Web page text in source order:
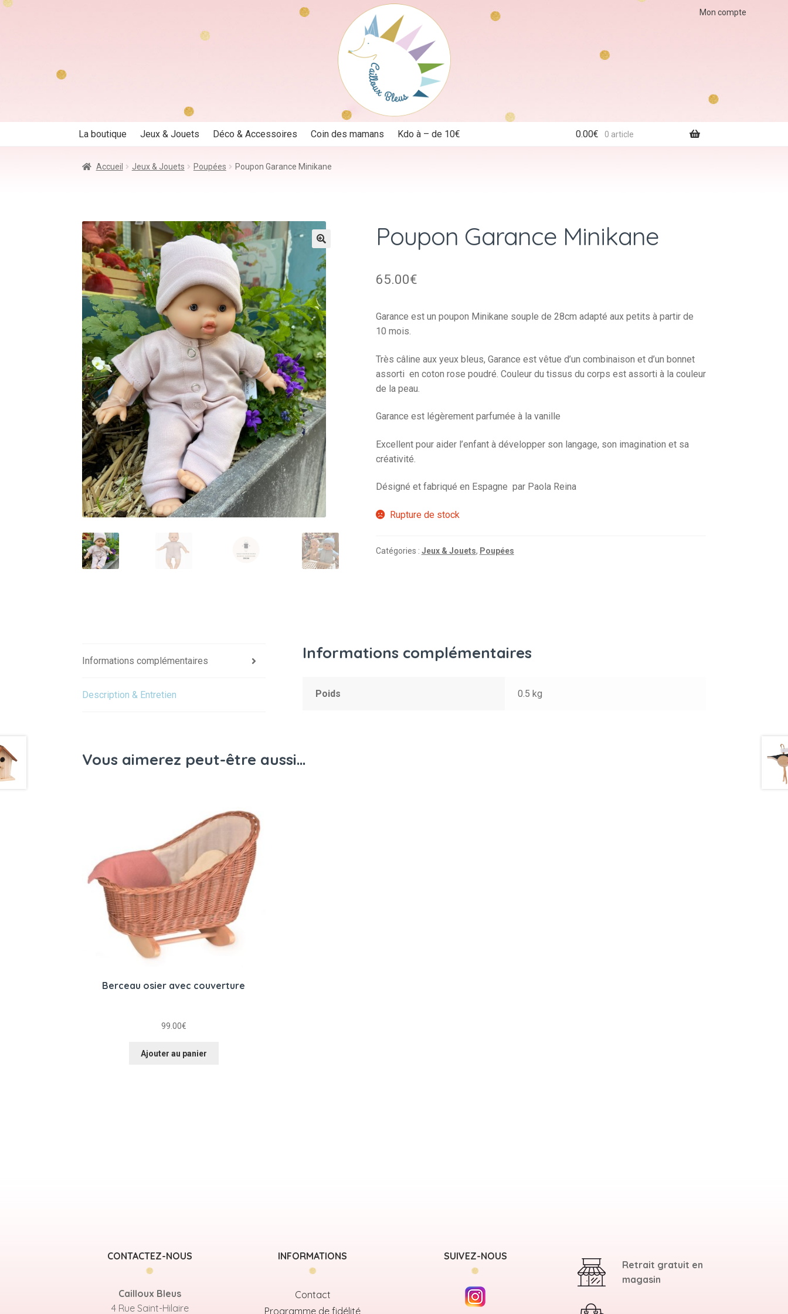
Mon compte
La boutique Jeux & Jouets Déco & Accessoires Coin des mamans Kdo à – de 10€ 0.00€ 0 article
Accueil Jeux & Jouets Poupées Poupon Garance Minikane
Poupon Garance Minikane
65.00€
Garance est un poupon Minikane souple de 28cm adapté aux petits à partir de
10 mois.
Très câline aux yeux bleus, Garance est vêtue d’un combinaison et d’un bonnet
assorti en coton rose poudré. Couleur du tissus du corps est assorti à la couleur
de la peau.
Garance est légèrement parfumée à la vanille
Excellent pour aider l’enfant à développer son langage, son imagination et sa
créativité.
Désigné et fabriqué en Espagne par Paola Reina
Rupture de stock
Catégories : Jeux & Jouets, Poupées
Informations complémentaires
Description & Entretien
Informations complémentaires
Poids 0.5 kg
Vous aimerez peut-être aussi…
Berceau osier avec couverture
99.00€
Ajouter au panier
CONTACTEZ-NOUS
Cailloux Bleus
4 Rue Saint-Hilaire
INFORMATIONS
Contact
Programme de fidélité
SUIVEZ-NOUS
Retrait gratuit en
magasin